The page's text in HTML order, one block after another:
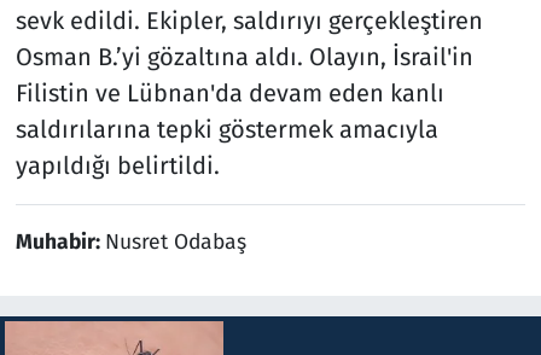
sevk edildi. Ekipler, saldırıyı gerçekleştiren
Osman B.’yi gözaltına aldı. Olayın, İsrail'in
Filistin ve Lübnan'da devam eden kanlı
saldırılarına tepki göstermek amacıyla
yapıldığı belirtildi.
Muhabir: Nusret Odabaş
Televizyon